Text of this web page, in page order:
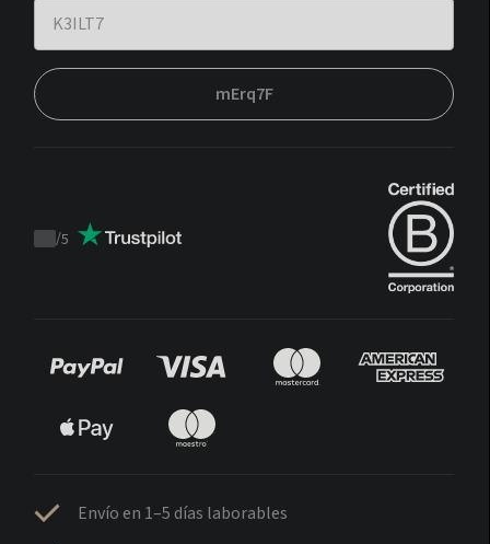
mErq7F
Trustpilot
/5
Envío en 1–5 días laborables